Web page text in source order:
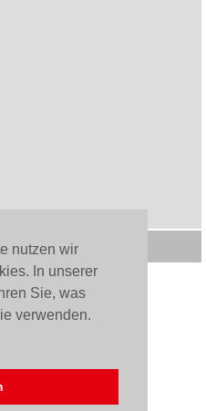
nutzen wir
In unserer
Sie, was
verwenden.